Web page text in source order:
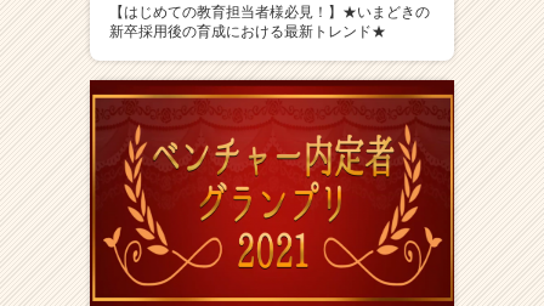
【はじめての教育担当者様必見！】★いまどきの
新卒採用後の育成における最新トレンド★